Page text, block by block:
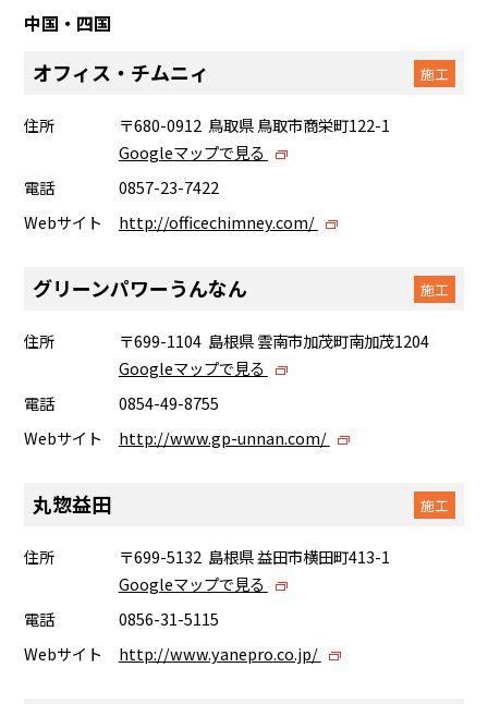
中国・四国
オフィス・チムニィ 施工
住所
〒680-0912 鳥取県 鳥取市商栄町122-1
Googleマップで見る
電話
0857-23-7422
Webサイト
http://officechimney.com/
グリーンパワーうんなん 施工
住所
〒699-1104 島根県 雲南市加茂町南加茂1204
Googleマップで見る
電話
0854-49-8755
Webサイト
http://www.gp-unnan.com/
丸惣益田 施工
住所
〒699-5132 島根県 益田市横田町413-1
Googleマップで見る
電話
0856-31-5115
Webサイト
http://www.yanepro.co.jp/